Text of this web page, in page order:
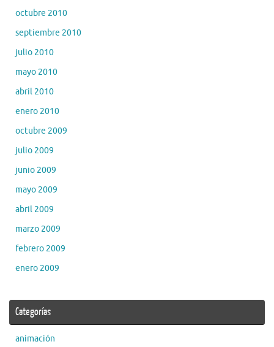
octubre 2010
septiembre 2010
julio 2010
mayo 2010
abril 2010
enero 2010
octubre 2009
julio 2009
junio 2009
mayo 2009
abril 2009
marzo 2009
febrero 2009
enero 2009
Categorías
animación